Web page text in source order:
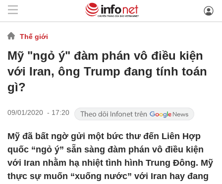
Thế giới
Mỹ "ngỏ ý" đàm phán vô điều kiện
với Iran, ông Trump đang tính toán
gì?
09/01/2020 - 17:20
Mỹ đã bất ngờ gửi một bức thư đến Liên Hợp
quốc “ngỏ ý” sẵn sàng đàm phán vô điều kiện
với Iran nhằm hạ nhiệt tình hình Trung Đông. Mỹ
thực sự muốn “xuống nước” với Iran hay đang